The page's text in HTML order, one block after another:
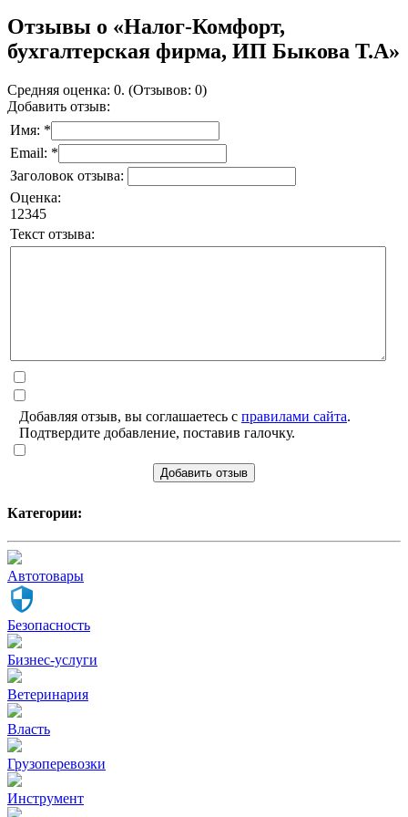
Отзывы о «Налог-Комфорт,
бухгалтерская фирма, ИП Быкова Т.А»
Средняя оценка: 0. (Отзывов: 0)
Добавить отзыв:
Имя: *
Email: *
Заголовок отзыва:
Оценка:
1 2345
Текст отзыва:
Добавляя отзыв, вы соглашаетесь с правилами сайта.
Подтвердите добавление, поставив галочку.
Добавить отзыв
Категории:
Автотовары
Безопасность
Бизнес-услуги
Ветеринария
Власть
Грузоперевозки
Инструмент